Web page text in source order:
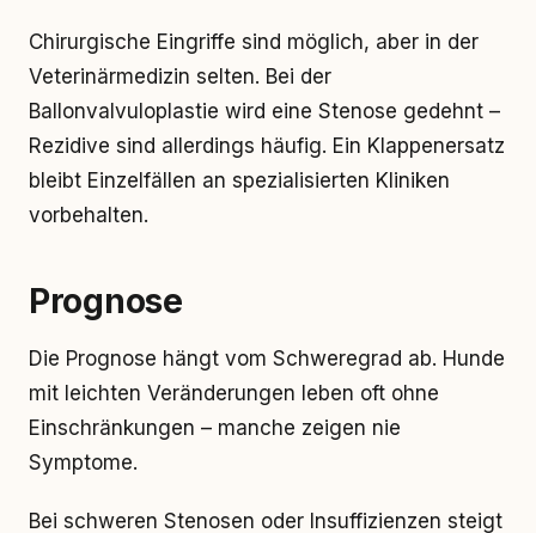
Chirurgische Eingriffe sind möglich, aber in der
Veterinärmedizin selten. Bei der
Ballonvalvuloplastie wird eine Stenose gedehnt –
Rezidive sind allerdings häufig. Ein Klappenersatz
bleibt Einzelfällen an spezialisierten Kliniken
vorbehalten.
Prognose
Die Prognose hängt vom Schweregrad ab. Hunde
mit leichten Veränderungen leben oft ohne
Einschränkungen – manche zeigen nie
Symptome.
Bei schweren Stenosen oder Insuffizienzen steigt